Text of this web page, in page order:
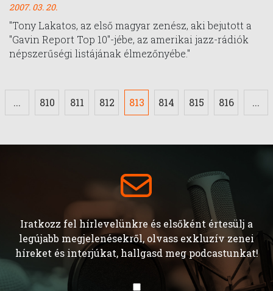
2007. 03. 20.
"Tony Lakatos, az első magyar zenész, aki bejutott a
"Gavin Report Top 10"-jébe, az amerikai jazz-rádiók
népszerűségi listájának élmezőnyébe."
... 810 811 812 813 814 815 816 ...
Iratkozz fel hírlevelünkre és elsőként értesülj a
legújabb megjelenésekről, olvass exkluzív zenei
híreket és interjúkat, hallgasd meg podcastunkat!